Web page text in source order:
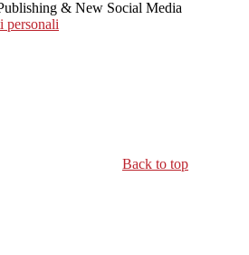
& New Social Media
personali
Back to top